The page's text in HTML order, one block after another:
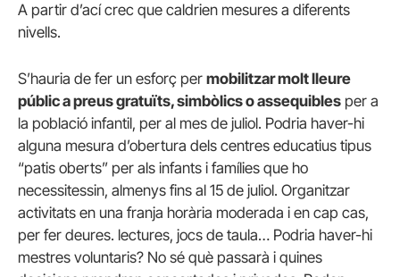
A partir d’ací crec que caldrien mesures a diferents
nivells.
S’hauria de fer un esforç per mobilitzar molt lleure
públic a preus gratuïts, simbòlics o assequibles per a
la població infantil, per al mes de juliol. Podria haver-hi
alguna mesura d’obertura dels centres educatius tipus
“patis oberts” per als infants i famílies que ho
necessitessin, almenys fins al 15 de juliol. Organitzar
activitats en una franja horària moderada i en cap cas,
per fer deures. lectures, jocs de taula… Podria haver-hi
mestres voluntaris? No sé què passarà i quines